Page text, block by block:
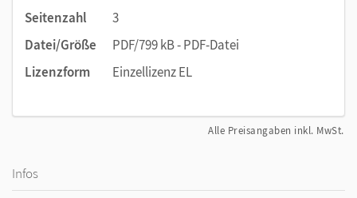
Seitenzahl
3
Datei/Größe
PDF/799 kB - PDF-Datei
Lizenzform
Einzellizenz EL
Alle Preisangaben inkl. MwSt.
Infos